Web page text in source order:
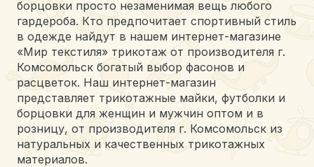
борцовки просто незаменимая вещь любого
гардероба. Кто предпочитает спортивный стиль
в одежде найдут в нашем интернет-магазине
«Мир текстиля» трикотаж от производителя г.
Комсомольск богатый выбор фасонов и
расцветок. Наш интернет-магазин
представляет трикотажные майки, футболки и
борцовки для женщин и мужчин оптом и в
розницу, от производителя г. Комсомольск из
натуральных и качественных трикотажных
материалов.